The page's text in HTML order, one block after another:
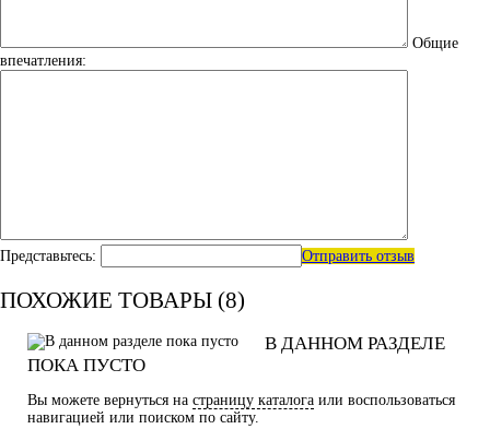
Общие
впечатления:
Представьтесь: Отправить отзыв
ПОХОЖИЕ ТОВАРЫ (8)
В ДАННОМ РАЗДЕЛЕ
ПОКА ПУСТО
Вы можете вернуться на страницу каталога или воспользоваться
навигацией или поиском по сайту.